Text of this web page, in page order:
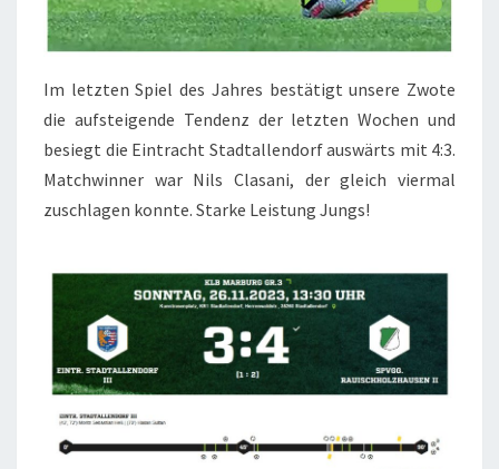
Im letzten Spiel des Jahres bestätigt unsere Zwote
die aufsteigende Tendenz der letzten Wochen und
besiegt die Eintracht Stadtallendorf auswärts mit 4:3.
Matchwinner war Nils Clasani, der gleich viermal
zuschlagen konnte. Starke Leistung Jungs!